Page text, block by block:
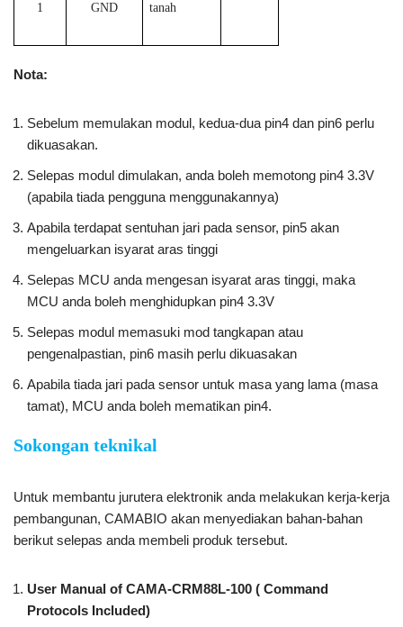
1 GND tanah
Nota:
Sebelum memulakan modul, kedua-dua pin4 dan pin6 perlu
dikuasakan.
Selepas modul dimulakan, anda boleh memotong pin4 3.3V
(apabila tiada pengguna menggunakannya)
Apabila terdapat sentuhan jari pada sensor, pin5 akan
mengeluarkan isyarat aras tinggi
Selepas MCU anda mengesan isyarat aras tinggi, maka
MCU anda boleh menghidupkan pin4 3.3V
Selepas modul memasuki mod tangkapan atau
pengenalpastian, pin6 masih perlu dikuasakan
Apabila tiada jari pada sensor untuk masa yang lama (masa
tamat), MCU anda boleh mematikan pin4.
Sokongan teknikal
Untuk membantu jurutera elektronik anda melakukan kerja-kerja
pembangunan, CAMABIO akan menyediakan bahan-bahan
berikut selepas anda membeli produk tersebut.
User Manual of CAMA-CRM88L-100 ( Command
Protocols Included)